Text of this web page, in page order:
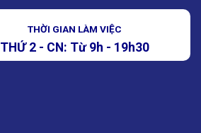
THỜI GIAN LÀM VIỆC
THỨ 2 - CN: Từ 9h - 19h30